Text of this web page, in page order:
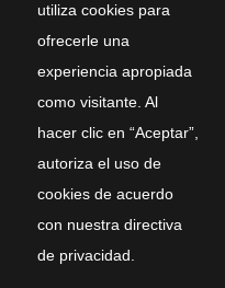
utiliza cookies para
ofrecerle una
experiencia apropiada
como visitante. Al
hacer clic en “Aceptar”,
autoriza el uso de
cookies de acuerdo
con nuestra directiva
de privacidad.